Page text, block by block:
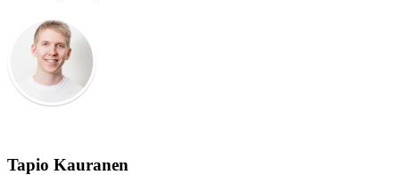
Tapio Kauranen